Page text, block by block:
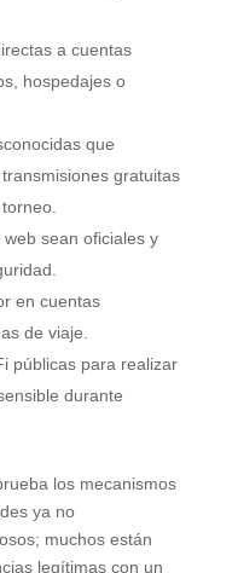
a cuentas
hospedajes o
que
gratuitas
sean oficiales y
en cuentas
de viaje.
públicas para realizar
durante
los mecanismos
ya no
muchos están
legítimas con un